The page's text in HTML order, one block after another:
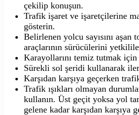
çekilip konuşun.
Trafik işaret ve işaretçilerine
gösterin.
Belirlenen yolcu sayısını aşan
araçlarının sürücülerini
Karayollarını temiz tutmak için
Sürekli sol şeridi kullanarak
Karşıdan karşıya geçerken
Trafik ışıkları olmayan
kullanın. Üst geçit yoksa yol
gelene kadar karşıdan karşıya